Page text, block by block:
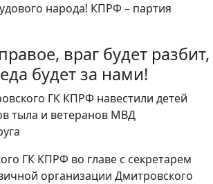
народа! КПРФ – партия
враг будет разбит,
будет за нами!
ГК КПРФ навестили детей
тыла и ветеранов МВД
ГК КПРФ во главе с секретарем
организации Дмитровского